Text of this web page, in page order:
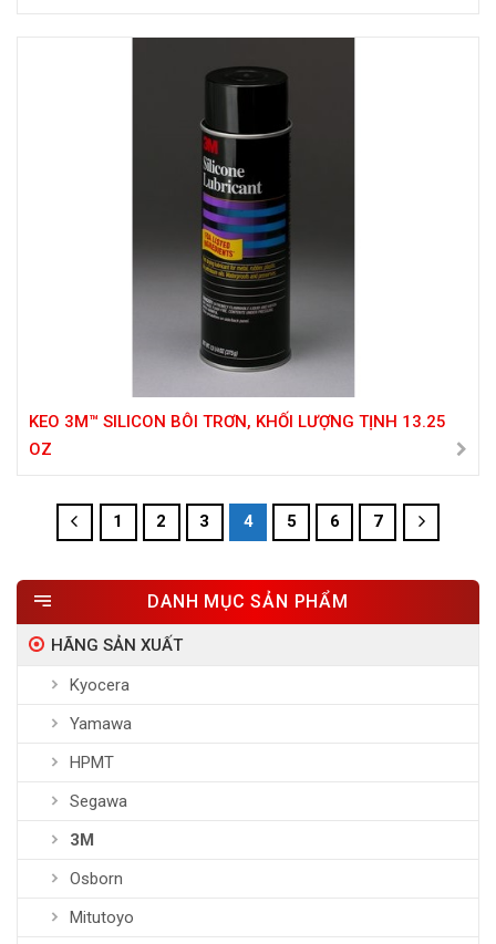
KEO 3M™ SILICON BÔI TRƠN, KHỐI LƯỢNG TỊNH 13.25
OZ
1 2 3 4 5 6 7
DANH MỤC SẢN PHẨM
HÃNG SẢN XUẤT
Kyocera
Yamawa
HPMT
Segawa
3M
Osborn
Mitutoyo